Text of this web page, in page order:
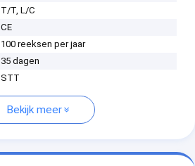
T/T, L/C
CE
100 reeksen per jaar
35 dagen
STT
Bekijk meer